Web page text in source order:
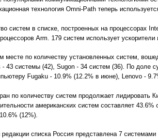
технология Omni-Path теперь
систем в списке, построенных на процессорах
Arm. 179 систем использует
месте по количеству установленных систем,
- 43 системы (42), Sugon - 34 систем (36). По доле
Fugaku - 10.9% (12.2% в июне), Lenovo -
по количеству систем продолжает
американских систем составляет
(12%).
редакции списка Россия представлена 7